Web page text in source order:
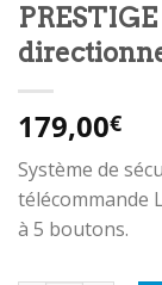
179,00€
Système de
télécommande
à 5 boutons.